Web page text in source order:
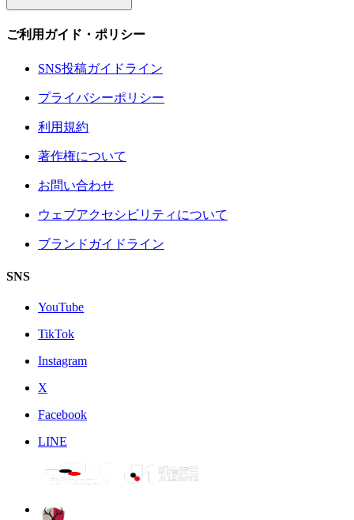
ご利用ガイド・ポリシー
SNS投稿ガイドライン
プライバシーポリシー
利用規約
著作権について
お問い合わせ
ウェブアクセシビリティについて
ブランドガイドライン
SNS
YouTube
TikTok
Instagram
X
Facebook
LINE